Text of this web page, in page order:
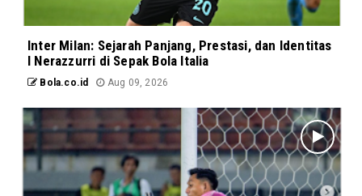
Inter Milan: Sejarah Panjang, Prestasi, dan Identitas
I Nerazzurri di Sepak Bola Italia
Bola.co.id Aug 09, 2026